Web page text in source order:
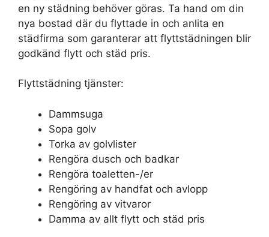
en ny städning behöver göras. Ta hand om din
nya bostad där du flyttade in och anlita en
städfirma som garanterar att flyttstädningen blir
godkänd flytt och städ pris.
Flyttstädning tjänster:
Dammsuga
Sopa golv
Torka av golvlister
Rengöra dusch och badkar
Rengöra toaletten-/er
Rengöring av handfat och avlopp
Rengöring av vitvaror
Damma av allt flytt och städ pris